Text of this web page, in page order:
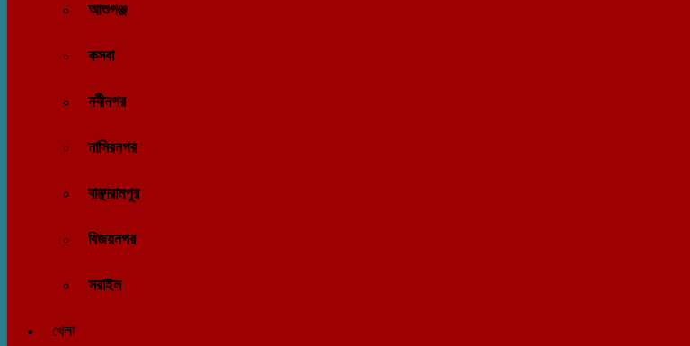
আশুগঞ্জ
কসবা
নবীনগর
নাসিরনগর
বাঞ্ছারামপুর
বিজয়নগর
সরাইল
খেলা